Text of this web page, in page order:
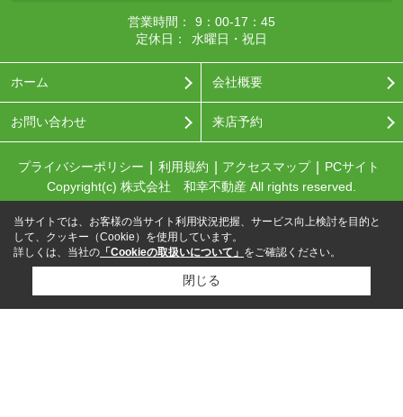
営業時間：
9：00-17：45
定休日：
水曜日・祝日
ホーム 会社概要
お問い合わせ 来店予約
プライバシーポリシー 利用規約 アクセスマップ
PCサイト
Copyright(c) 株式会社 和幸不動産 All rights reserved.
当サイトでは、お客様の当サイト利用状況把握、サービス向上検討を目的と
して、クッキー（Cookie）を使用しています。
詳しくは、当社の 「Cookieの取扱いについて」 をご確認ください。
閉じる